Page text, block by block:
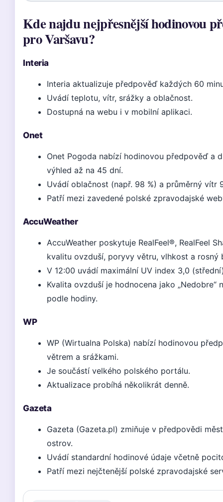
Kde najdu nejpřesnější hodinovou
pro Varšavu?
Interia
Interia aktualizuje předpověď každých 60
Uvádí teplotu, vítr, srážky a oblačnost.
Dostupná na webu i v mobilní aplikaci.
Onet
Onet Pogoda nabízí hodinovou předpověď a
výhled až na 45 dní.
Uvádí oblačnost (např. 98 %) a průměrný vítr
Patří mezi zavedené polské zpravodajské
AccuWeather
AccuWeather poskytuje RealFeel®, RealFeel
kvalitu ovzduší, poryvy větru, vlhkost a rosný
V 12:00 uvádí maximální UV index 3,0
Kvalita ovzduší je hodnocena jako „Nedobre“
podle hodiny.
WP
WP (Wirtualna Polska) nabízí hodinovou
větrem a srážkami.
Je součástí velkého polského portálu.
Aktualizace probíhá několikrát denně.
Gazeta
Gazeta (Gazeta.pl) zmiňuje v předpovědi
ostrov.
Uvádí standardní hodinové údaje včetně
Patří mezi nejčtenější polské zpravodajské